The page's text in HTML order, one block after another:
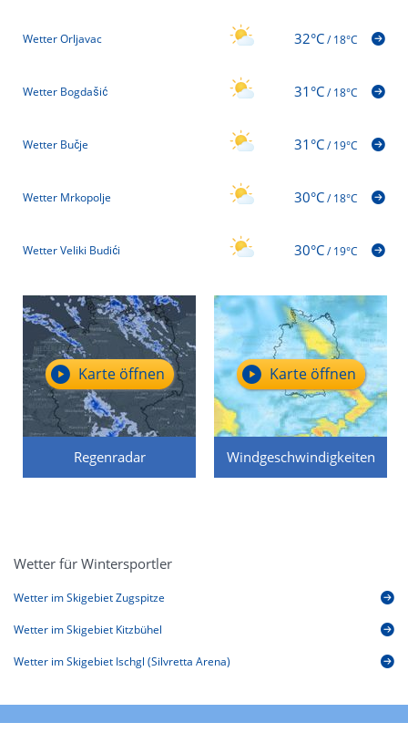
Wetter Orljavac 32°C/18°C
Wetter Bogdašić 31°C/18°C
Wetter Bučje 31°C/19°C
Wetter Mrkopolje 30°C/18°C
Wetter Veliki Budići 30°C/19°C
Regenradar
Karte öffnen
Windgeschwindigkeiten
Karte öffnen
Wetter für Wintersportler
Wetter im Skigebiet Zugspitze
Wetter im Skigebiet Kitzbühel
Wetter im Skigebiet Ischgl (Silvretta Arena)